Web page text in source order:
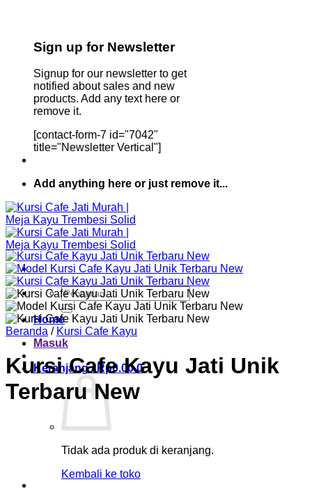
Sign up for Newsletter
Signup for our newsletter to get
notified about sales and new
products. Add any text here or
remove it.
[contact-form-7 id="7042"
title="Newsletter Vertical"]
Add anything here or just remove it...
Pencarian
untuk:
Home
Masuk
Keranjang /Rp0.00 0
Tidak ada produk di keranjang.
Kembali ke toko
Beranda / Kursi Cafe Kayu
Kursi Cafe Kayu Jati Unik
Terbaru New